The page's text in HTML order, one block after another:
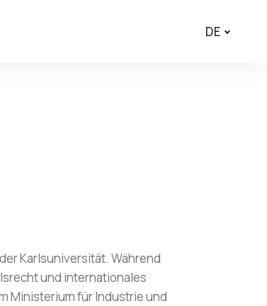
DE
Karlsuniversität. Während
und internationales
Ministerium für Industrie und